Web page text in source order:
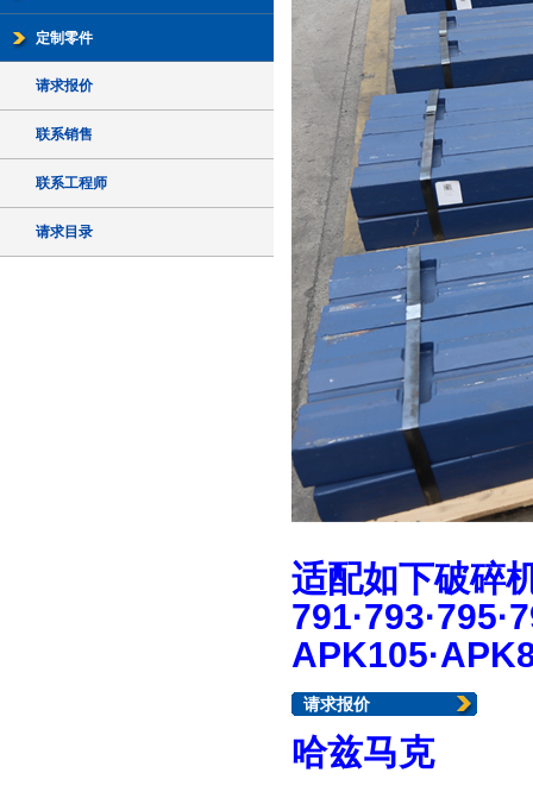
定制零件
请求报价
联系销售
联系工程师
请求目录
适配如下破碎
请求报价
哈兹马克